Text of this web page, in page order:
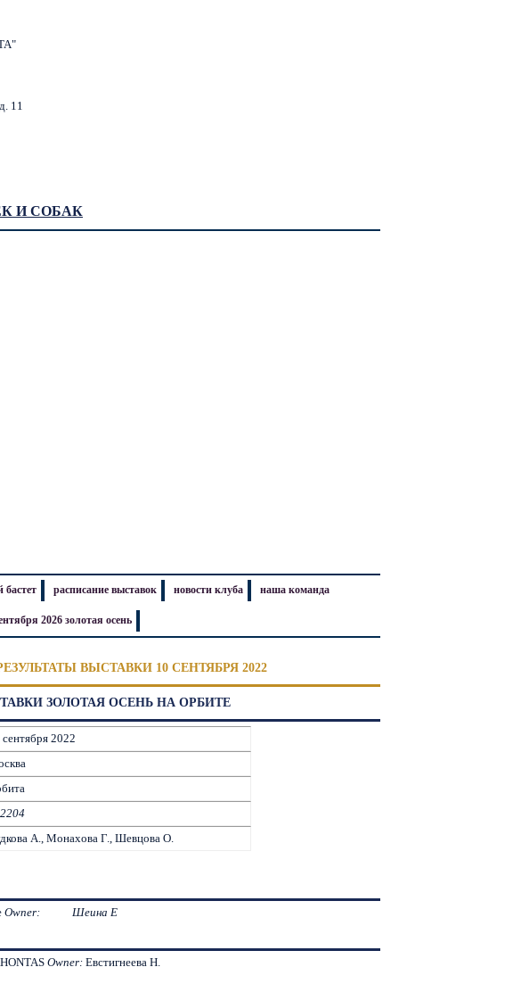
11
И СОБАК
бастет расписание выставок новости клуба наша команда
2026 золотая осень
ВЫСТАВКИ 10 СЕНТЯБРЯ 2022
ЗОЛОТАЯ ОСЕНЬ НА ОРБИТЕ
сентября 2022
А., Монахова Г., Шевцова О.
Owner: Шеина Е
Owner: Евстигнеева Н.